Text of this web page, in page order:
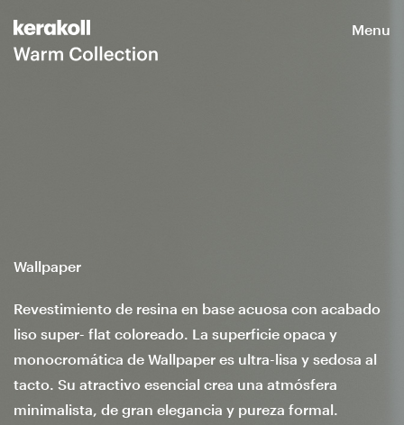
Menu
Wallpaper
Revestimiento de resina en base acuosa con acabado
liso super- flat coloreado. La superficie opaca y
monocromática de Wallpaper es ultra-lisa y sedosa al
tacto. Su atractivo esencial crea una atmósfera
minimalista, de gran elegancia y pureza formal.